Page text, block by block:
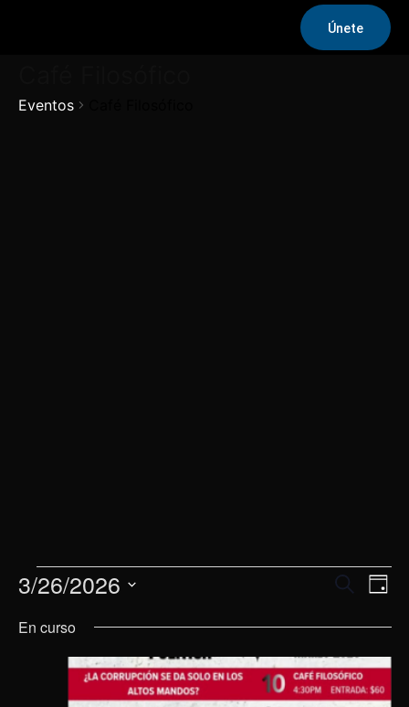
Únete
Eventos
Eventos
en
marzo,
de
y
Buscar
de
Día
3/26/2026
la
En curso